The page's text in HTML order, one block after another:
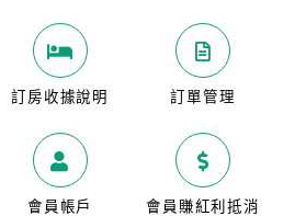
訂房收據說明 訂單管理
會員帳戶
會員賺紅利抵消